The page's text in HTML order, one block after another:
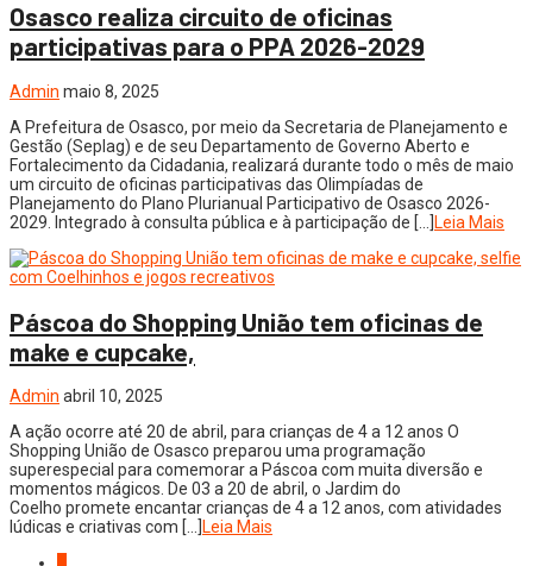
Osasco realiza circuito de oficinas
participativas para o PPA 2026-2029
Admin maio 8, 2025
A Prefeitura de Osasco, por meio da Secretaria de Planejamento e
Gestão (Seplag) e de seu Departamento de Governo Aberto e
Fortalecimento da Cidadania, realizará durante todo o mês de maio
um circuito de oficinas participativas das Olimpíadas de
Planejamento do Plano Plurianual Participativo de Osasco 2026-
2029. Integrado à consulta pública e à participação de […]Leia Mais
Páscoa do Shopping União tem oficinas de
make e cupcake,
Admin abril 10, 2025
A ação ocorre até 20 de abril, para crianças de 4 a 12 anos O
Shopping União de Osasco preparou uma programação
superespecial para comemorar a Páscoa com muita diversão e
momentos mágicos. De 03 a 20 de abril, o Jardim do
Coelho promete encantar crianças de 4 a 12 anos, com atividades
lúdicas e criativas com […] Leia Mais